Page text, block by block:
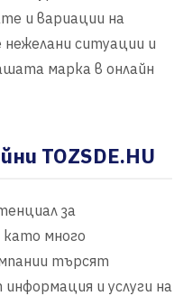
и вариации на
ситуации и
марка в онлайн
TOZSDE.HU
за
много
търсят
и услуги на